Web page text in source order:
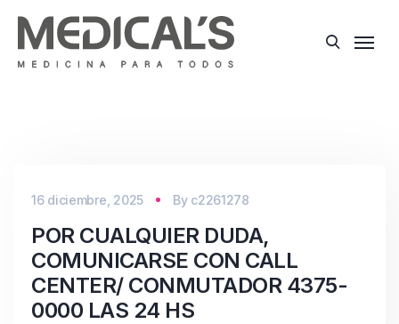
16 diciembre, 2025 By c2261278
POR CUALQUIER DUDA,
COMUNICARSE CON CALL
CENTER/ CONMUTADOR 4375-
0000 LAS 24 HS